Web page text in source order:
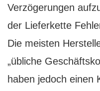
Verzögerungen
der Lieferkette
Die meisten
„übliche
haben jedoch einen